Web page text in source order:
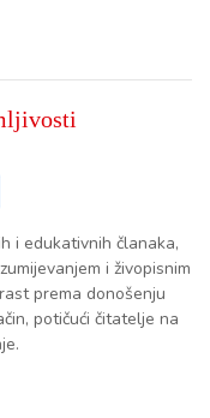
i edukativnih članaka,
i živopisnim
prema donošenju
potičući čitatelje na